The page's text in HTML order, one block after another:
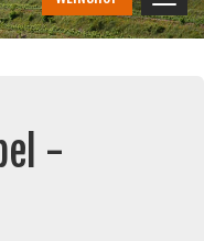
ein-/
-